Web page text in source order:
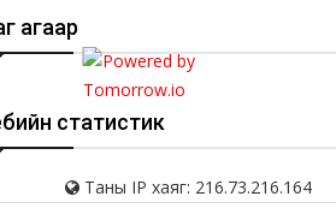
агаар
статистик
Таны IP хаяг: 216.73.216.164